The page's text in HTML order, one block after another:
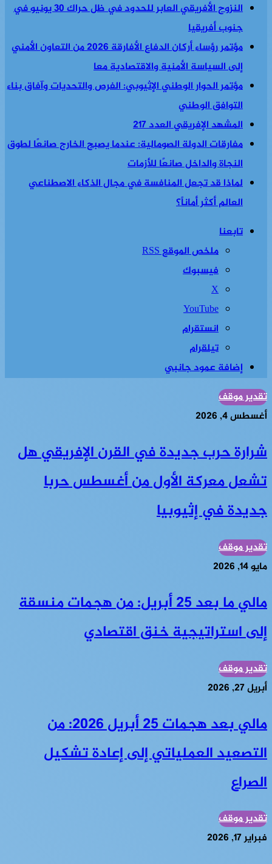
النزوح الأفريقي العابر للحدود في ظل حراك 30 يونيو في
جنوب أفريقيا
مؤتمر رؤساء أركان الدفاع الأفارقة 2026 من التعاون الأمني
إلى السياسة الأمنية والاقتصادية معا
مؤتمر الحوار الوطني الإثيوبي: الفرص والتحديات وآفاق بناء
التوافق الوطني
المشهد الإفريقي العدد 217
مفارقات الدولة الصومالية: عندما يصبح الخارج صانعًا لطوق
النجاة والداخل صانعًا للأزمات
لماذا قد تجعل المنافسة في مجال الذكاء الاصطناعي
العالم أكثر أماناً؟
تابعنا
ملخص الموقع RSS
فيسبوك
‫X
‫YouTube
انستقرام
تيلقرام
إضافة عمود جانبي
تقدير موقف
أغسطس 4, 2026
شرارة حرب جديدة في القرن الإفريقي هل
تشعل معركة الأول من أغسطس حربا
جديدة في إثيوبيا
تقدير موقف
مايو 14, 2026
مالي ما بعد 25 أبريل: من هجمات منسقة
إلى استراتيجية خنق اقتصادي
تقدير موقف
أبريل 27, 2026
مالي بعد هجمات 25 أبريل 2026: من
التصعيد العملياتي إلى إعادة تشكيل
الصراع
تقدير موقف
فبراير 17, 2026